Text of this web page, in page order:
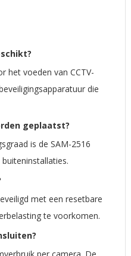
het voeden van CCTV-
die
geplaatst?
is de SAM-2516
met een resetbare
te voorkomen.